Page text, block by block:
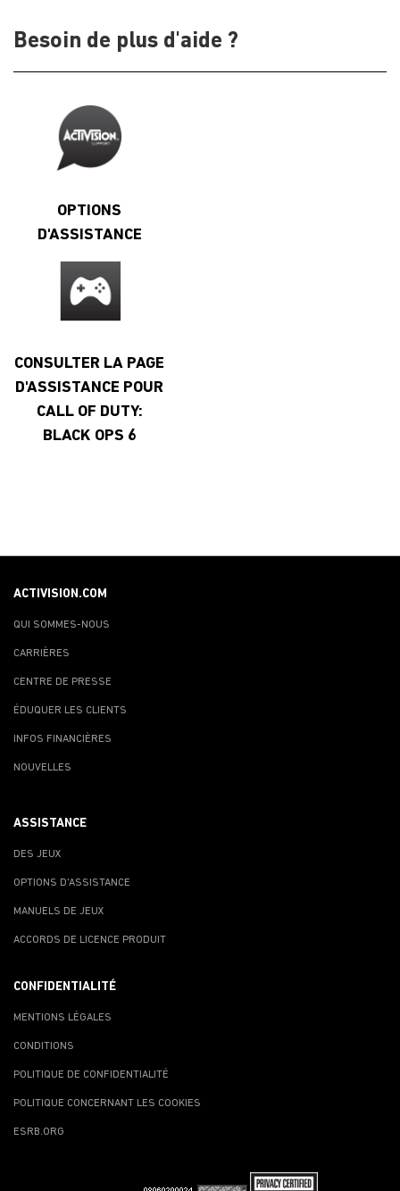
Besoin de plus d'aide ?
OPTIONS
D'ASSISTANCE
CONSULTER LA PAGE
D'ASSISTANCE POUR
CALL OF DUTY:
BLACK OPS 6
ACTIVISION.COM
QUI SOMMES-NOUS
CARRIÈRES
CENTRE DE PRESSE
ÉDUQUER LES CLIENTS
INFOS FINANCIÈRES
NOUVELLES
ASSISTANCE
DES JEUX
OPTIONS D'ASSISTANCE
MANUELS DE JEUX
ACCORDS DE LICENCE PRODUIT
CONFIDENTIALITÉ
MENTIONS LÉGALES
CONDITIONS
POLITIQUE DE CONFIDENTIALITÉ
POLITIQUE CONCERNANT LES COOKIES
ESRB.ORG